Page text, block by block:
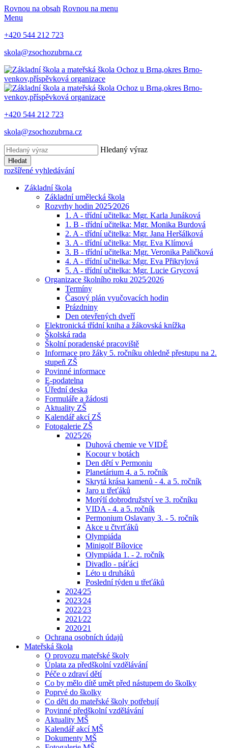
Rovnou na obsah Rovnou na menu
Menu
+420 544 212 723
skola@zsochozubrna.cz
+420 544 212 723
skola@zsochozubrna.cz
Hledaný výraz
Hledat
rozšířené vyhledávání
Základní škola
Základní umělecká škola
Rozvrhy hodin 2025⁄2026
1. A - třídní učitelka: Mgr. Karla Junáková
1. B - třídní učitelka: Mgr. Monika Burdová
2. A - třídní učitelka: Mgr. Jana Heršálková
3. A - třídní učitelka: Mgr. Eva Klímová
3. B - třídní učitelka: Mgr. Veronika Paličková
4. A - třídní učitelka: Mgr. Eva Přikrylová
5. A - třídní učitelka: Mgr. Lucie Grycová
Organizace školního roku 2025⁄2026
Termíny
Časový plán vyučovacích hodin
Prázdniny
Den otevřených dveří
Elektronická třídní kniha a žákovská knížka
Školská rada
Školní poradenské pracoviště
Informace pro žáky 5. ročníku ohledně přestupu na 2.
stupeň ZŠ
Povinné informace
E-podatelna
Úřední deska
Formuláře a žádosti
Aktuality ZŠ
Kalendář akcí ZŠ
Fotogalerie ZŠ
2025⁄26
Duhová chemie ve VIDĚ
Kocour v botách
Den dětí v Permoniu
Planetárium 4. a 5. ročník
Skrytá krása kamenů - 4. a 5. ročník
Jaro u třeťáků
Motýlí dobrodružství ve 3. ročníku
VIDA - 4. a 5. ročník
Permonium Oslavany 3. - 5. ročník
Akce u čtvrťáků
Olympiáda
Minigolf Bílovice
Olympiáda 1. - 2. ročník
Divadlo - páťáci
Léto u druháků
Poslední týden u třeťáků
2024⁄25
2023⁄24
2022⁄23
2021⁄22
2020⁄21
Ochrana osobních údajů
Mateřská škola
O provozu mateřské školy
Úplata za předškolní vzdělávání
Péče o zdraví dětí
Co by mělo dítě umět před nástupem do školky
Poprvé do školky
Co děti do mateřské školy potřebují
Povinné předškolní vzdělávání
Aktuality MŠ
Kalendář akcí MŠ
Dokumenty MŠ